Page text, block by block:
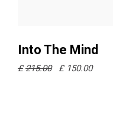
Into The Mind
£ 215.00 £ 150.00